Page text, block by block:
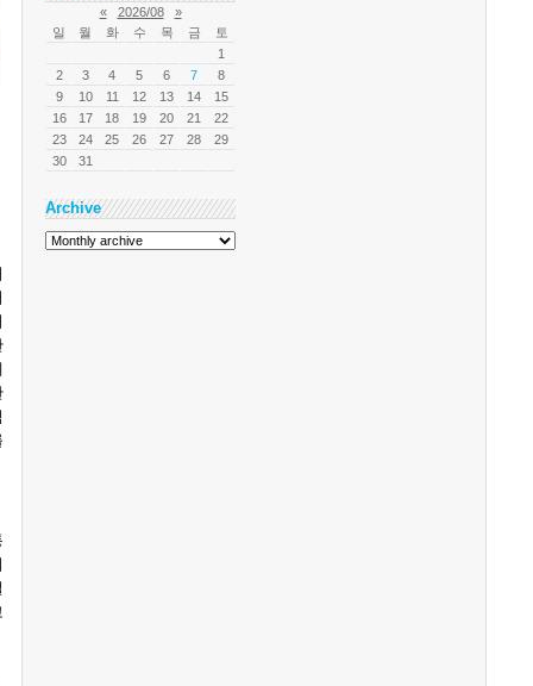
« 2026/08
»
일
월 화 수 목 금
토
1
2
3 4 5 6 7
8
9
10 11 12 13 14
15
16
17 18 19 20 21
22
23
24 25 26 27 28
29
30
31
Archive